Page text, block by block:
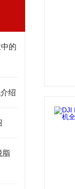
的
绍
脂